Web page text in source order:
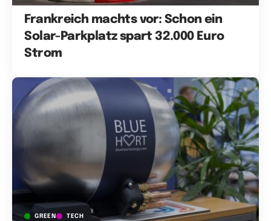
Frankreich machts vor: Schon ein
Solar-Parkplatz spart 32.000 Euro
Strom
GREEN TECH